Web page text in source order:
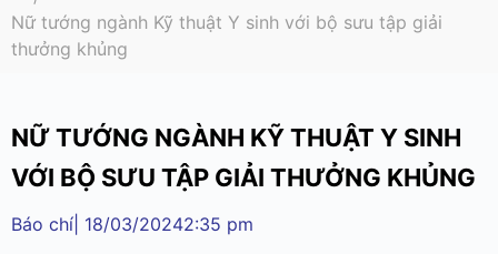
Nữ tướng ngành Kỹ thuật Y sinh với bộ sưu tập giải
thưởng khủng
NỮ TƯỚNG NGÀNH KỸ THUẬT Y SINH
VỚI BỘ SƯU TẬP GIẢI THƯỞNG KHỦNG
Báo chí 18/03/20242:35 pm